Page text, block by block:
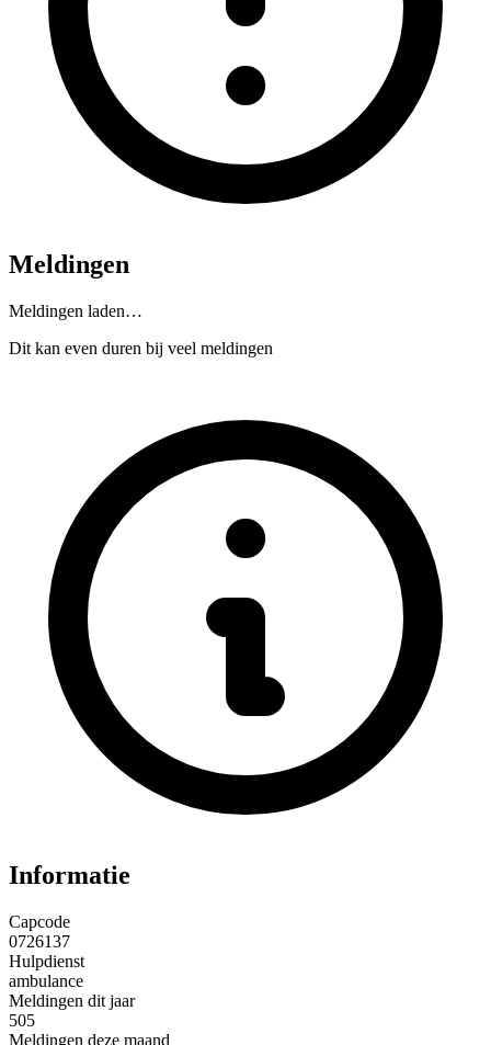
Meldingen
Meldingen laden…
Dit kan even duren bij veel meldingen
Informatie
Capcode
0726137
Hulpdienst
ambulance
Meldingen dit jaar
505
Meldingen deze maand